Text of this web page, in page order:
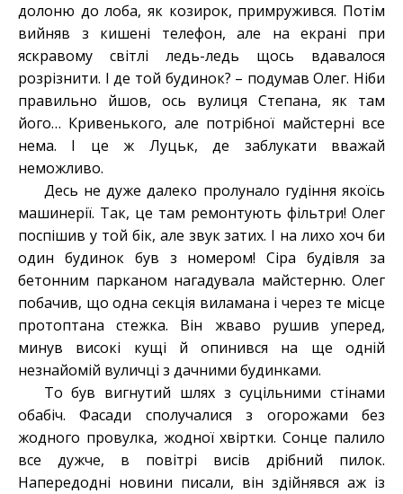
долоню до лоба, як козирок, примружився. Потім
вийняв з кишені телефон, але на екрані при
яскравому світлі ледь-ледь щось вдавалося
розрізнити. І де той будинок? – подумав Олег. Ніби
правильно йшов, ось вулиця Степана, як там
його… Кривенького, але потрібної майстерні все
нема. І це ж Луцьк, де заблукати вважай
неможливо.
Десь не дуже далеко пролунало гудіння якоїсь
машинерії. Так, це там ремонтують фільтри! Олег
поспішив у той бік, але звук затих. І на лихо хоч би
один будинок був з номером! Сіра будівля за
бетонним парканом нагадувала майстерню. Олег
побачив, що одна секція виламана і через те місце
протоптана стежка. Він жваво рушив уперед,
минув високі кущі й опинився на ще одній
незнайомій вуличці з дачними будинками.
То був вигнутий шлях з суцільними стінами
обабіч. Фасади сполучалися з огорожами без
жодного провулка, жодної хвіртки. Сонце палило
все дужче, в повітрі висів дрібний пилок.
Напередодні новини писали, він здійнявся аж із